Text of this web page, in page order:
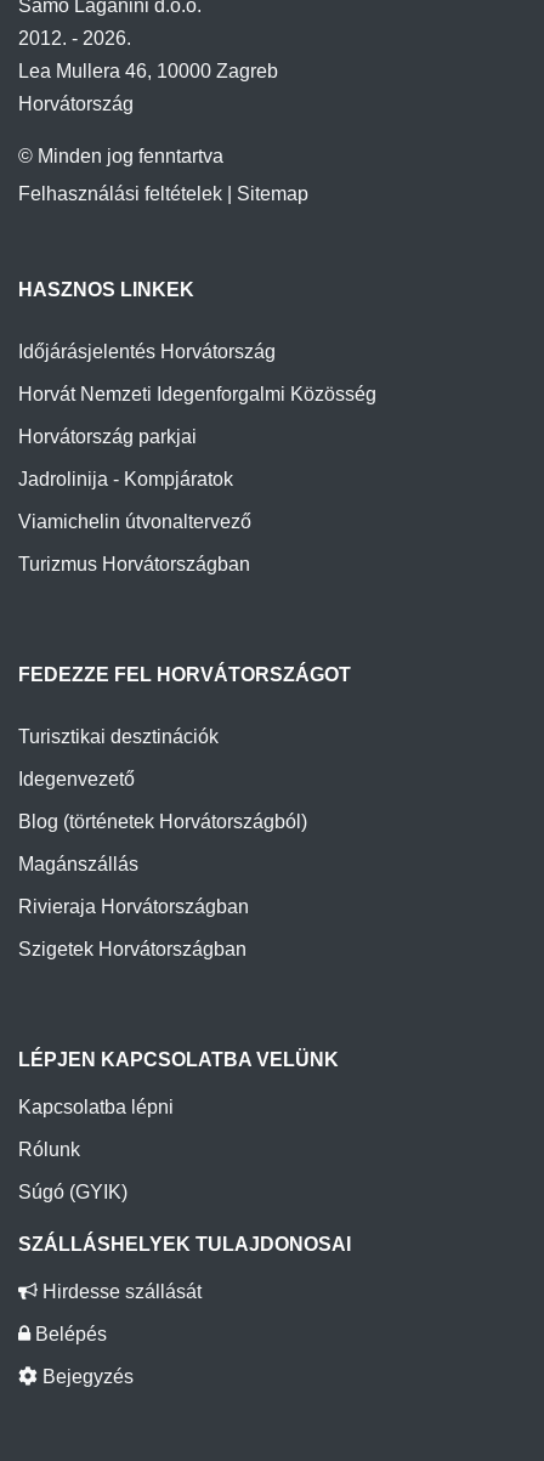
Samo Laganini d.o.o.
2012. - 2026.
Lea Mullera 46, 10000 Zagreb
Horvátország
© Minden jog fenntartva
Felhasználási feltételek
Sitemap
HASZNOS LINKEK
Időjárásjelentés Horvátország
Horvát Nemzeti Idegenforgalmi Közösség
Horvátország parkjai
Jadrolinija - Kompjáratok
Viamichelin útvonaltervező
Turizmus Horvátországban
FEDEZZE FEL HORVÁTORSZÁGOT
Turisztikai desztinációk
Idegenvezető
Blog (történetek Horvátországból)
Magánszállás
Rivieraja Horvátországban
Szigetek Horvátországban
LÉPJEN KAPCSOLATBA VELÜNK
Kapcsolatba lépni
Rólunk
Súgó (GYIK)
SZÁLLÁSHELYEK TULAJDONOSAI
Hirdesse szállását
Belépés
Bejegyzés